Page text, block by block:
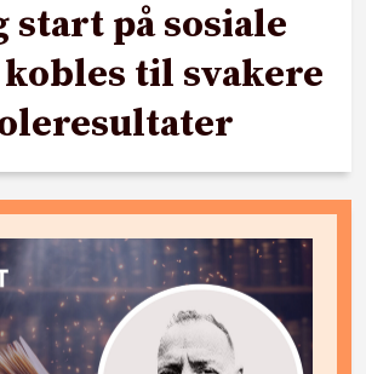
start på sosiale
til svakere